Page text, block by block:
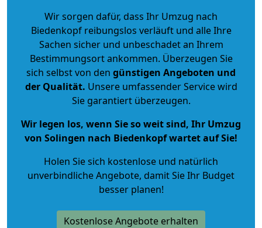
Wir sorgen dafür, dass Ihr Umzug nach
Biedenkopf reibungslos verläuft und alle Ihre
Sachen sicher und unbeschadet an Ihrem
Bestimmungsort ankommen. Überzeugen Sie
sich selbst von den günstigen Angeboten und
der Qualität. Unsere umfassender Service wird
Sie garantiert überzeugen.
Wir legen los, wenn Sie so weit sind, Ihr Umzug
von Solingen nach Biedenkopf wartet auf Sie!
Holen Sie sich kostenlose und natürlich
unverbindliche Angebote, damit Sie Ihr Budget
besser planen!
Kostenlose Angebote erhalten